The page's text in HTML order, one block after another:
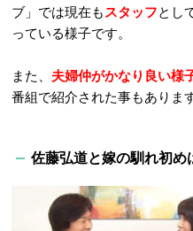
ブ」では現在も スタッフとし
っている様子です。
また、 夫婦仲がかなり良い様
番組で紹介された事もあります
佐藤弘道と嫁の馴れ初め